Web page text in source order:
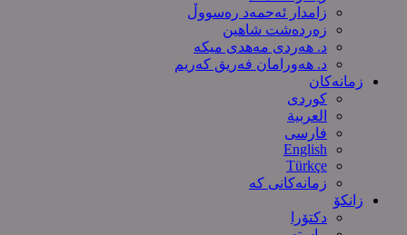
زامدار ئەحمەد رەسووڵ
زه‌رده‌شت شاهین
د. هەردی مەهدی میکە
د. هەورامان فەریق كەریم
زمانەکان
کوردی
العربیة
فارسی
English
Türkçe
زمانەکانی کە
زانکۆ
دکتۆرا